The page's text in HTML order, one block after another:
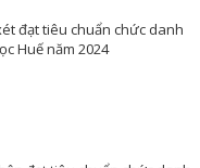
đạt tiêu chuẩn chức danh
Huế năm 2024